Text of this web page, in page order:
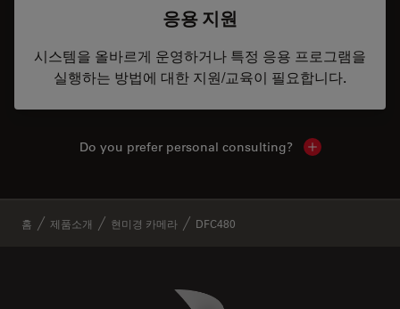
응용 지원
시스템을 올바르게 운영하거나 특정 응용 프로그램을
실행하는 방법에 대한 지원/교육이 필요합니다.
Do you prefer personal consulting? Show local
홈 제품소개 현미경 카메라 DFC480
Danaher Logo